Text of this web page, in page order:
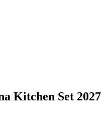
Kitchen Set 2027